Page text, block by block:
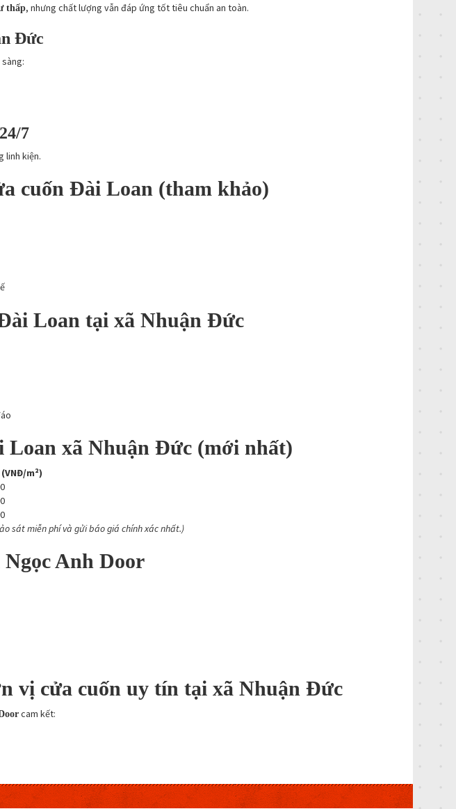
thấp, nhưng chất lượng vẫn đáp ứng tốt tiêu chuẩn an toàn.
Đức
7
linh kiện.
cuốn Đài Loan (tham khảo)
Loan tại xã Nhuận Đức
Loan xã Nhuận Đức (mới nhất)
m²)
sát miễn phí và gửi báo giá chính xác nhất.)
Anh Door
vị cửa cuốn uy tín tại xã Nhuận Đức
cam kết: